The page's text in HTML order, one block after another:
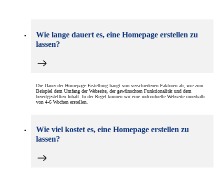
Wie lange dauert es, eine Homepage erstellen zu
lassen?
Die Dauer der Homepage-Erstellung hängt von verschiedenen Faktoren ab, wie zum
Beispiel dem Umfang der Webseite, der gewünschten Funktionalität und dem
bereitgestellten Inhalt. In der Regel können wir eine individuelle Webseite innerhalb
von 4-6 Wochen erstellen.
Wie viel kostet es, eine Homepage erstellen zu
lassen?